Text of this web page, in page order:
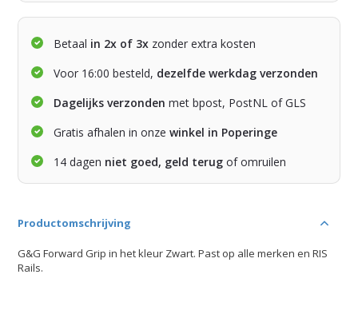
Betaal in 2x of 3x zonder extra kosten
Voor 16:00 besteld, dezelfde werkdag verzonden
Dagelijks verzonden met bpost, PostNL of GLS
Gratis afhalen in onzewinkel in Poperinge
14 dagen niet goed, geld terug of omruilen
Productomschrijving
G&G Forward Grip in het kleur Zwart. Past op alle merken en RIS
Rails.